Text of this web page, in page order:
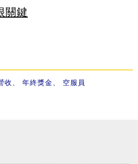
關鍵
收、 年終獎金、 空服員